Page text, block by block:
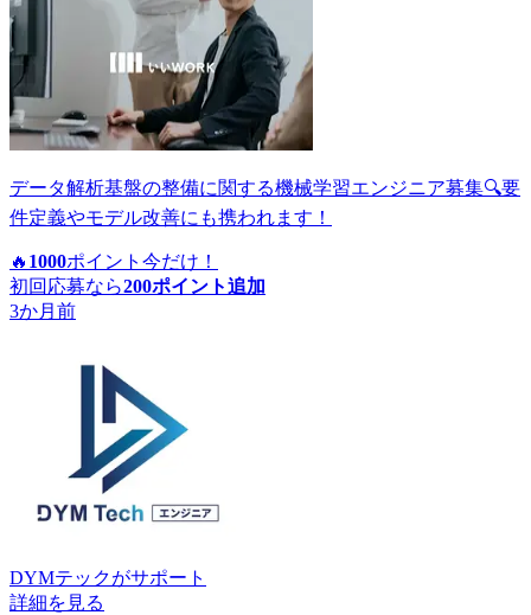
データ解析基盤の整備に関する機械学習エンジニア募集🔍要
件定義やモデル改善にも携われます！
🔥 1000ポイント 今だけ！
初回応募なら200ポイント追加
3か月前
DYMテックがサポート
詳細を見る